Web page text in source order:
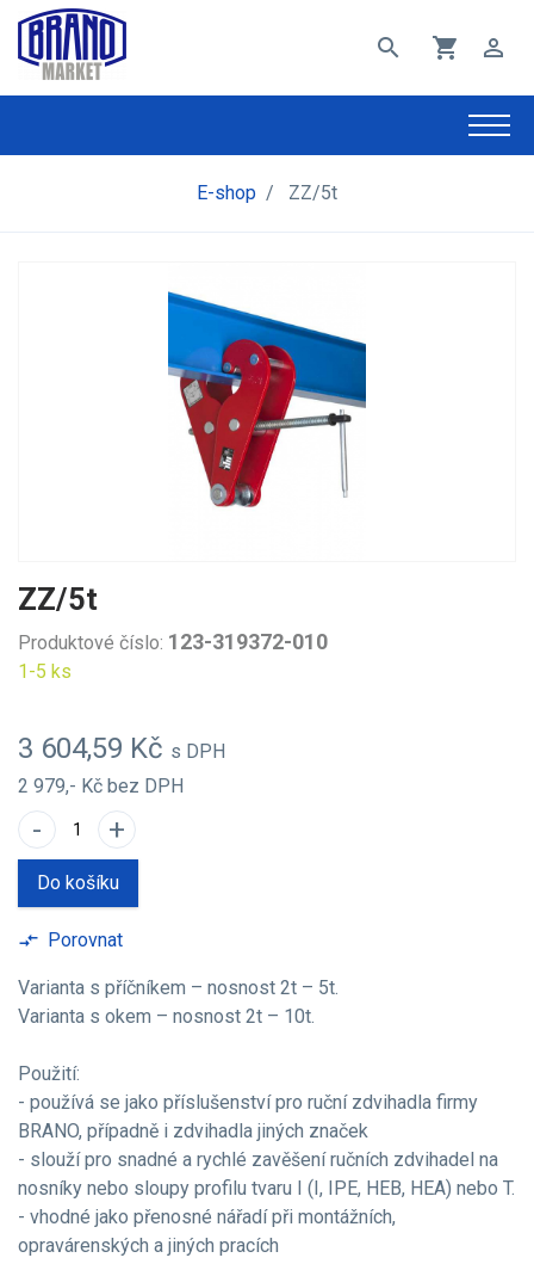
search shopping_cart perm_identity
E-shop / ZZ/5t
ZZ/5t
Produktové číslo: 123-319372-010
1-5 ks
3 604,59 Kč s DPH
2 979,- Kč bez DPH
- +
Do košíku
compare_arrows Porovnat
Varianta s příčníkem – nosnost 2t – 5t.
Varianta s okem – nosnost 2t – 10t.
Použití:
- používá se jako příslušenství pro ruční zdvihadla firmy
BRANO, případně i zdvihadla jiných značek
- slouží pro snadné a rychlé zavěšení ručních zdvihadel na
nosníky nebo sloupy profilu tvaru I (I, IPE, HEB, HEA) nebo T.
- vhodné jako přenosné nářadí při montážních,
opravárenských a jiných pracích